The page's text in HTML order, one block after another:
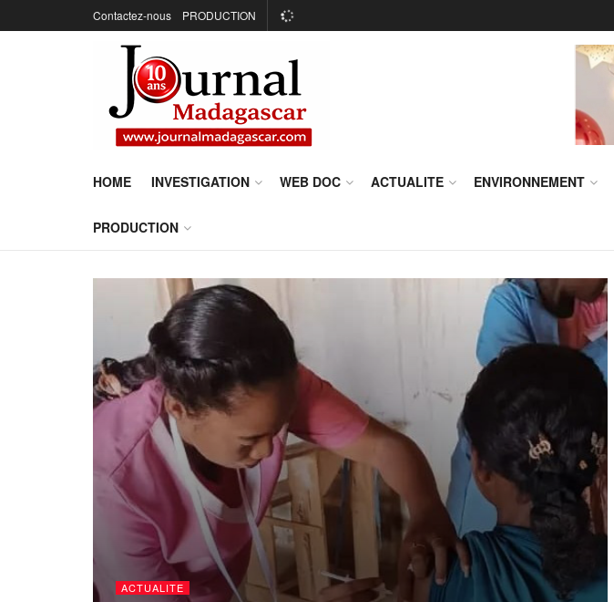
Contactez-nous PRODUCTION
HOME INVESTIGATION WEB DOC ACTUALITE ENVIRONNEMENT
PRODUCTION
ACTUALITE